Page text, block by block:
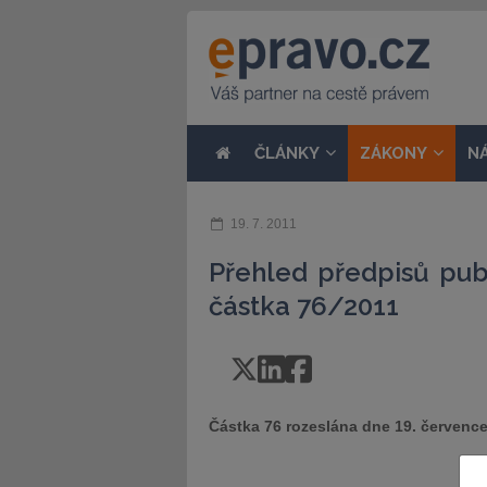
ČLÁNKY ZÁKONY
19. 7. 2011
Přehled předpisů
částka 76/2011
Částka 76 rozeslána dne 19.